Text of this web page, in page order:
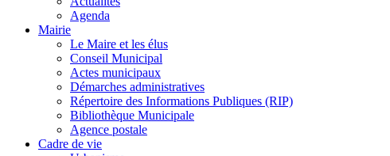
Agenda
Mairie
Le Maire et les élus
Conseil Municipal
Actes municipaux
Démarches administratives
Répertoire des Informations Publiques (RIP)
Bibliothèque Municipale
Agence postale
Cadre de vie